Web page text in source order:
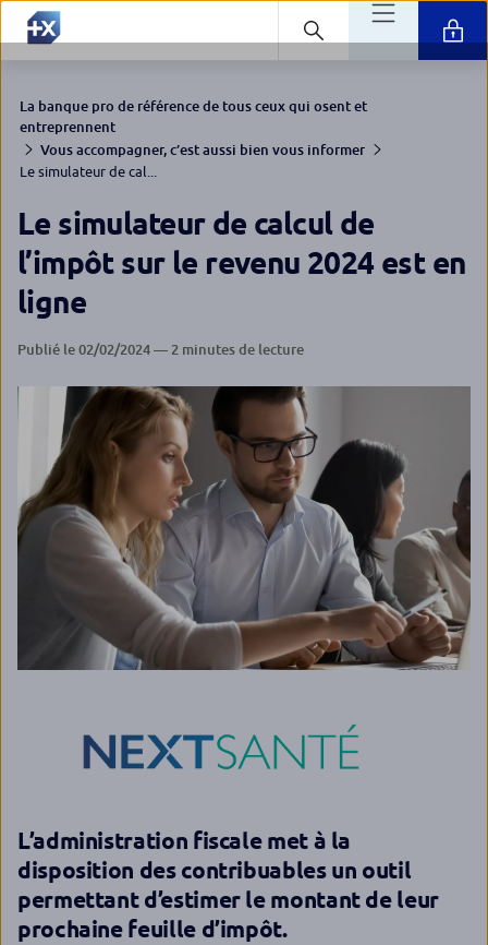
La banque pro de référence de tous ceux qui osent et
entreprennent
Vous accompagner, c’est aussi bien vous informer
Le simulateur de cal...
Le simulateur de calcul de
l’impôt sur le revenu 2024 est en
ligne
Publié le 02/02/2024 — 2 minutes de lecture
L’administration fiscale met à la
disposition des contribuables un outil
permettant d’estimer le montant de leur
prochaine feuille d’impôt.